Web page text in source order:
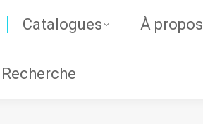
Catalogues À propos
Recherche